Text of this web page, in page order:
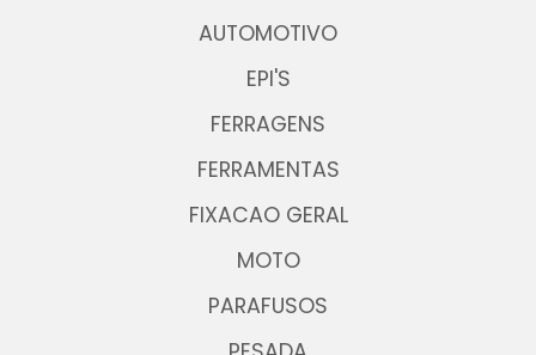
AUTOMOTIVO
EPI'S
FERRAGENS
FERRAMENTAS
FIXACAO GERAL
MOTO
PARAFUSOS